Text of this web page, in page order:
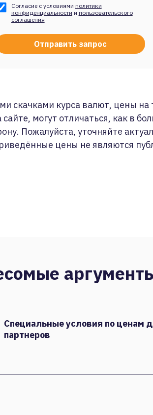
Согласие с условиями политики
конфиденциальности и пользовательского
соглашения
скачками курса валют, цены на
могут отличаться, как в
Пожалуйста, уточняйте
цены не являются
Специальные условия по ценам
партнеров